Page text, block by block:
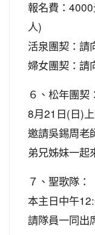
報名費：
人)
活泉團契：請
婦女團契：請
６、松年團契：
8月21日(日)
邀請吳錫周老
弟兄姊妹一起
７、聖歌隊：
本主日中午
請隊員一同出